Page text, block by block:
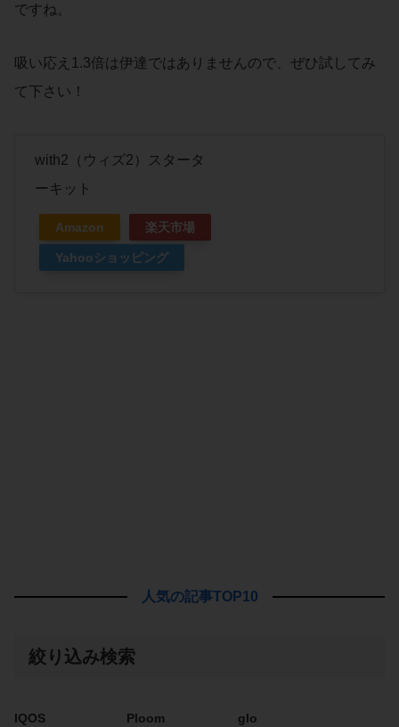
ですね。
吸い応え1.3倍は伊達ではありませんので、ぜひ試してみ
て下さい！
with2（ウィズ2）スタータ
ーキット
Amazon 楽天市場
Yahooショッピング
人気の記事TOP10
絞り込み検索
IQOS Ploom glo